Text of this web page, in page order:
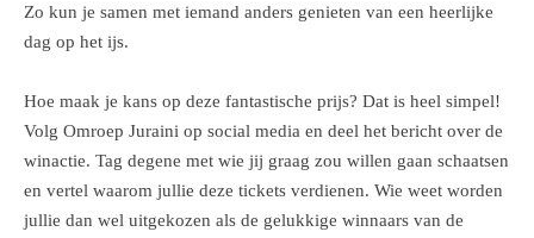
Zo kun je samen met iemand anders genieten van een heerlijke
dag op het ijs.
Hoe maak je kans op deze fantastische prijs? Dat is heel simpel!
Volg Omroep Juraini op social media en deel het bericht over de
winactie. Tag degene met wie jij graag zou willen gaan schaatsen
en vertel waarom jullie deze tickets verdienen. Wie weet worden
jullie dan wel uitgekozen als de gelukkige winnaars van de